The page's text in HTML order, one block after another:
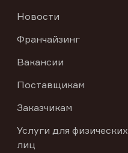
Новости
Франчайзинг
Вакансии
Поставщикам
Заказчикам
Услуги для физических
лиц